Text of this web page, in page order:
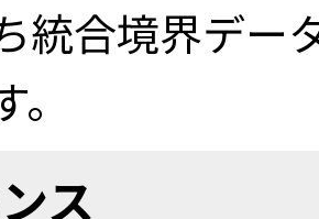
統合境界デー
ス